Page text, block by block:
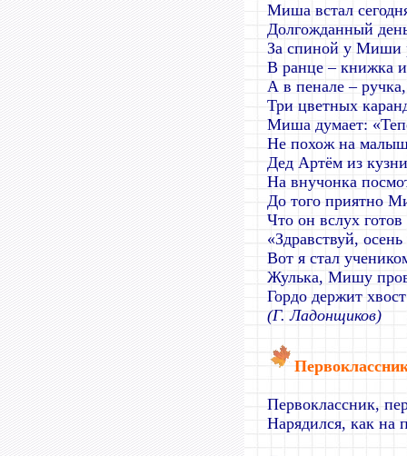
Миша встал
Долгожданный
За спиной у Миши
В ранце – книжка
А в пенале –
Три цветных
Миша думает:
Не похож на
Дед Артём из
На внучонка
До того приятно
Что он вслух готов
«Здравствуй, осень
Вот я стал
Жулька, Мишу
Гордо держит
(Г. Ладонщиков)
Первоклассник,
Нарядился, как на